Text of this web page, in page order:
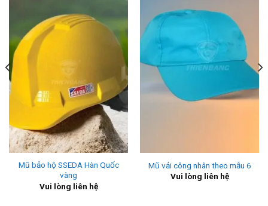
Mũ bảo hộ SSEDA Hàn Quốc
vàng
Vui lòng liên hệ
Mũ vải công nhân theo mẫu 6
Vui lòng liên hệ